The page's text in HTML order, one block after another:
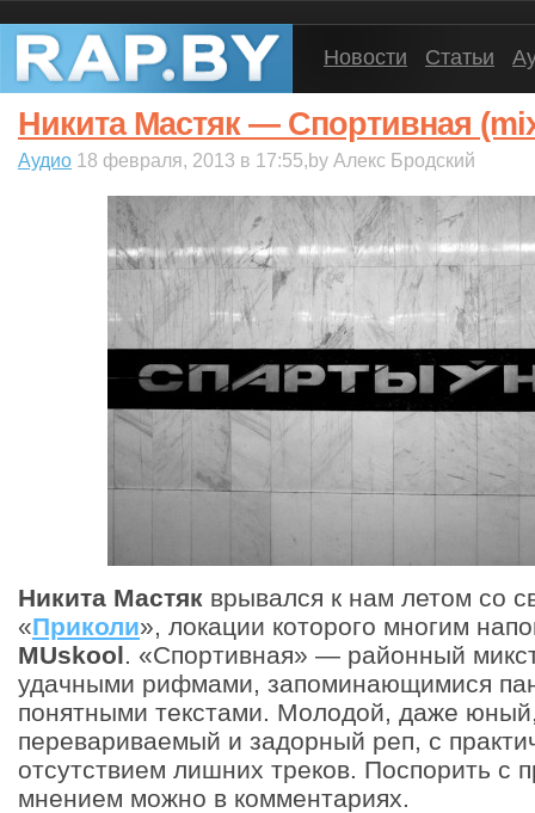
Новости Статьи
Никита Мастяк — Спортивная
Аудио 18 февраля, 2013 в 17:55,by Алекс Бродский
Никита Мастяк врывался к нам летом со
«Приколи», локации которого многим
MUskool. «Спортивная» — районный
удачными рифмами, запоминающимися
понятными текстами. Молодой, даже
перевариваемый и задорный реп, с
отсутствием лишних треков. Поспорить с
мнением можно в комментариях.